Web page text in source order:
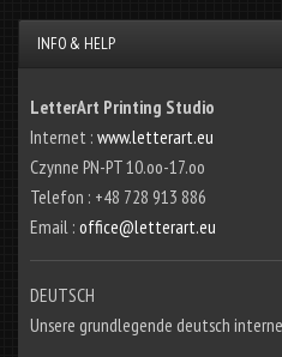
INFO & HELP
LetterArt Printing Studio
Internet : www.letterart.eu
Czynne PN-PT 10.oo-17.oo
Telefon : +48 728 913 886
Email : office@letterart.eu
DEUTSCH
Unsere grundlegende deutsch